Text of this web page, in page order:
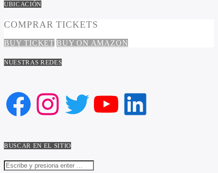
UBICACIÓN
COMPRAR TICKETS
BUY TICKET BUY ON AMAZON
NUESTRAS REDES
Facebook
Instagram
Twitter
YouTube
LinkedIn
BUSCAR EN EL SITIO